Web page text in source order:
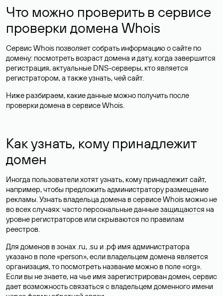
Что можно проверить в сервисе
проверки домена Whois
Сервис Whois позволяет собрать информацию о сайте по
домену: посмотреть возраст домена и дату, когда завершится
регистрация, актуальные DNS-серверы, кто является
регистратором, а также узнать, чей сайт.
Ниже разбираем, какие данные можно получить после
проверки домена в сервисе Whois.
Как узнать, кому принадлежит
домен
Иногда пользователи хотят узнать, кому принадлежит сайт,
например, чтобы предложить администратору размещение
рекламы. Узнать владельца домена в сервисе Whois можно не
во всех случаях: часто персональные данныезащищаются на
уровне регистраторов или скрываются по правилам
реестров.
Для доменов в зонах .ru, .su и .рф имя администратора
указано в поле «person», если владельцем домена является
организация, то посмотреть название можно в поле «org».
Если вы не знаете, на чье имя зарегистрирован домен, сервис
дает возможность связаться с владельцем доменного имени